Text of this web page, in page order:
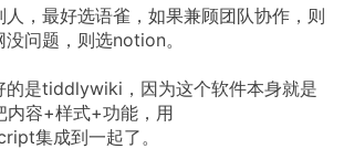
，最好选语雀，如果兼顾团队协作，则
问题，则选notion。
的是tiddlywiki，因为这个软件本身就是
内容+样式+功能，用
集成到一起了。